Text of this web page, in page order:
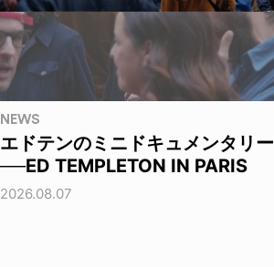
NEWS
エドテンのミニドキュメンタリー
──ED TEMPLETON IN PARIS
2026.08.07